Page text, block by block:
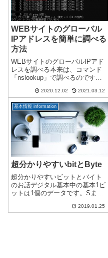
WEBサイトのグローバル
IPアドレスを簡単に調べる
方法
WEBサイトのグローバルIPアド
レスを調べる本来は、コマンド
「nslookup」で調べるのです
来ます。最も簡単な方法は、調
べたいドメインに「ping」コマン
ドを実行することで判明しま
す。ただし、複数持ってい...
2020.12.02 2021.03.12
基本情報 information
超分かりやすいbitとByte
超分かりやすいビットとバイト
のお話デジタル基本中の基本1ビ
ットは1個のデータです。Sまた
OFFなどの1個で表現できる2通
2019.01.25